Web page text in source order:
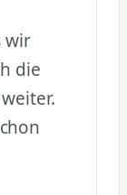
wir
die